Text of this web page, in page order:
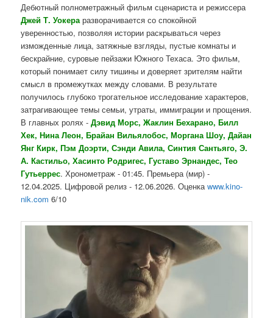
Дебютный полнометражный фильм сценариста и режиссера
Джей Т. Уокера разворачивается со спокойной
уверенностью, позволяя истории раскрываться через
изможденные лица, затяжные взгляды, пустые комнаты и
бескрайние, суровые пейзажи Южного Техаса. Это фильм,
который понимает силу тишины и доверяет зрителям найти
смысл в промежутках между словами. В результате
получилось глубоко трогательное исследование характеров,
затрагивающее темы семьи, утраты, иммиграции и прощения.
В главных ролях -Дэвид Морс, Жаклин Бехарано, Билл
Хек, Нина Леон, Брайан Вильялобос, Моргана Шоу, Дайан
Янг Кирк, Пэм Доэрти, Сэнди Авила, Синтия Сантьяго, Э.
А. Кастильо, Хасинто Родригес, Густаво Эрнандес, Тео
Гутьеррес. Хронометраж - 01:45. Премьера (мир) -
12.04.2025. Цифровой релиз - 12.06.2026. Оценкаwww.kino-
nik.com 6/10